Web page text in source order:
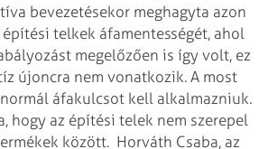
bevezetésekor meghagyta azon
telkek áfamentességét, ahol
megelőzően is így volt, ez
újoncra nem vonatkozik. A most
áfakulcsot kell alkalmazniuk.
hogy az építési telek nem szerepel
között. Horváth Csaba, az